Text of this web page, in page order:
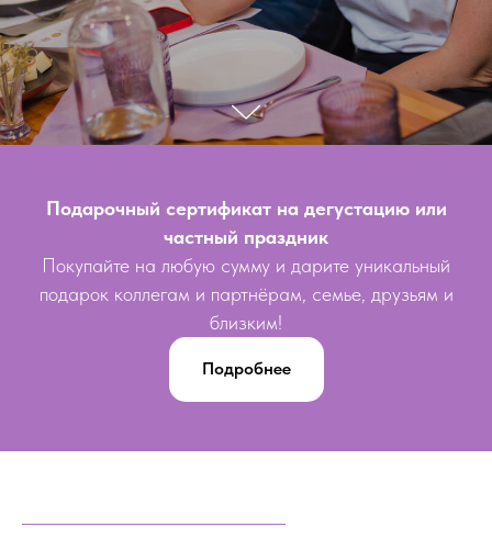
Подарочный сертификат на дегустацию или
частный праздник
Покупайте на любую сумму и дарите уникальный
подарок коллегам и партнёрам, семье, друзьям и
близким!
Подробнее